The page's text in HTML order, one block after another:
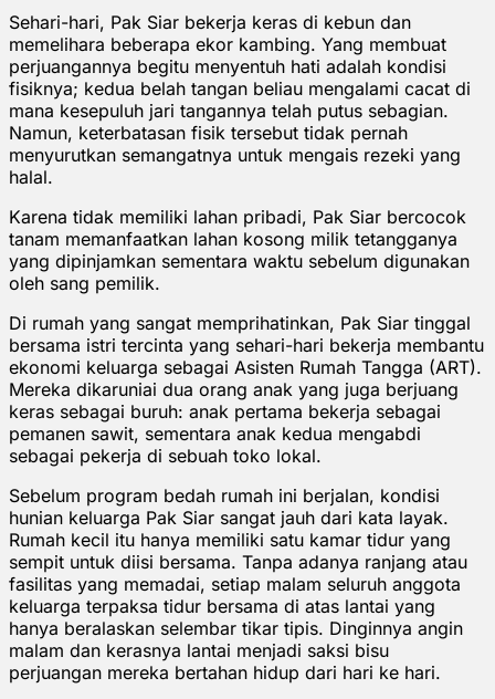
Sehari-hari, Pak Siar bekerja keras di kebun dan
memelihara beberapa ekor kambing. Yang membuat
perjuangannya begitu menyentuh hati adalah kondisi
fisiknya; kedua belah tangan beliau mengalami cacat di
mana kesepuluh jari tangannya telah putus sebagian.
Namun, keterbatasan fisik tersebut tidak pernah
menyurutkan semangatnya untuk mengais rezeki yang
halal.
Karena tidak memiliki lahan pribadi, Pak Siar bercocok
tanam memanfaatkan lahan kosong milik tetangganya
yang dipinjamkan sementara waktu sebelum digunakan
oleh sang pemilik.
Di rumah yang sangat memprihatinkan, Pak Siar tinggal
bersama istri tercinta yang sehari-hari bekerja membantu
ekonomi keluarga sebagai Asisten Rumah Tangga (ART).
Mereka dikaruniai dua orang anak yang juga berjuang
keras sebagai buruh: anak pertama bekerja sebagai
pemanen sawit, sementara anak kedua mengabdi
sebagai pekerja di sebuah toko lokal.
Sebelum program bedah rumah ini berjalan, kondisi
hunian keluarga Pak Siar sangat jauh dari kata layak.
Rumah kecil itu hanya memiliki satu kamar tidur yang
sempit untuk diisi bersama. Tanpa adanya ranjang atau
fasilitas yang memadai, setiap malam seluruh anggota
keluarga terpaksa tidur bersama di atas lantai yang
hanya beralaskan selembar tikar tipis. Dinginnya angin
malam dan kerasnya lantai menjadi saksi bisu
perjuangan mereka bertahan hidup dari hari ke hari.